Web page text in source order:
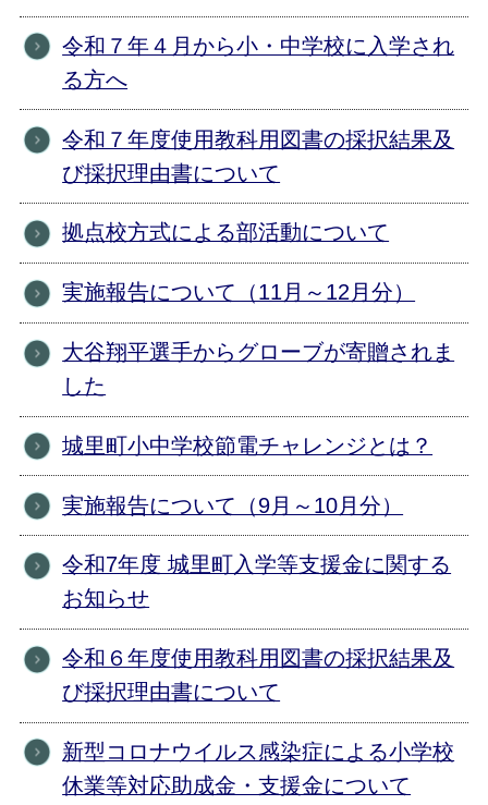
令和７年４月から小・中学校に入学され
る方へ
令和７年度使用教科用図書の採択結果及
び採択理由書について
拠点校方式による部活動について
実施報告について（11月～12月分）
大谷翔平選手からグローブが寄贈されま
した
城里町小中学校節電チャレンジとは？
実施報告について（9月～10月分）
令和7年度 城里町入学等支援金に関する
お知らせ
令和６年度使用教科用図書の採択結果及
び採択理由書について
新型コロナウイルス感染症による小学校
休業等対応助成金・支援金について